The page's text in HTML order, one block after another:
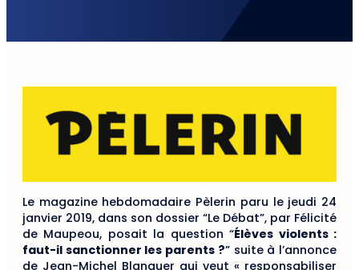
Le magazine hebdomadaire Pèlerin paru le jeudi 24
janvier 2019, dans son dossier “Le Débat”, par Félicité
de Maupeou, posait la question “Élèves violents :
faut-il sanctionner les parents ?” suite à l’annonce
de Jean-Michel Blanquer qui veut « responsabiliser